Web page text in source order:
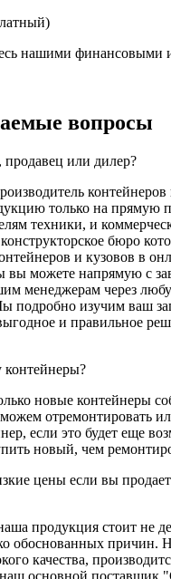
нашими финансовыми
вопросы
или дилер?
только на прямую
техники, и
бюро
и кузовов в
вы можете напрямую с
менеджерам через
подробно изучим ваш
и правильное
контейнеры?
новые контейнеры
отремонтировать
если это будет еще
новый, чем
цены если вы
продукция стоит не
обоснованных причин.
качества,
основной поставщик